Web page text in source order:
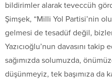
bildirimler alarak teveccüh
Şimşek, “Milli Yol Partisi’nin
gelmesi de tesadüf değil,
Yazıcıoğlu’nun davasını takip
sağımızda solumuzda,
düşünmeyiz, tek başımıza da